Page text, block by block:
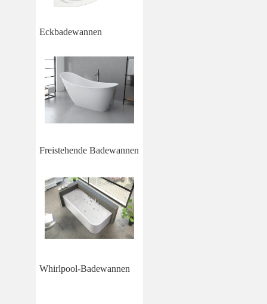
Eckbadewannen
Freistehende Badewannen
Whirlpool-Badewannen